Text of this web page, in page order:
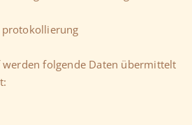
folgende Daten übermittelt